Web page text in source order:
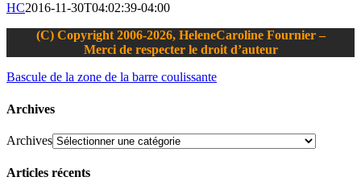
HC2016-11-30T04:02:39-04:00
(C) Copyright 2006-2026, HeleneCaroline Fournier –
Merci de respecter le droit d’auteur
Bascule de la zone de la barre coulissante
Archives
Archives
Articles récents